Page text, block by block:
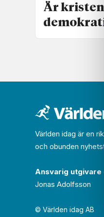
Är
Världen idag är en
och obunden
Ansvarig
Jonas Adolfsson
© Världen idag AB